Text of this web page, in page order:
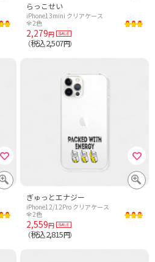
らっこせい
iPhone13mini クリアケース
全2色
2,279円
（税込2,507円）
ぎゅっとエナジー
iPhone12/12Pro クリアケース
全2色
2,559円
（税込2,815円）